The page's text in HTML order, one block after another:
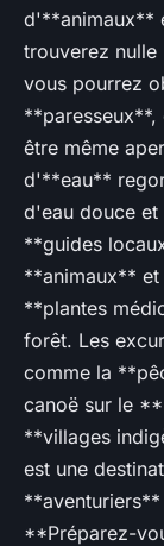
d'**animaux**
trouverez
vous pourrez
être même
d'**eau**
d'eau douce et
**guides
**animaux** et
**plantes
forêt. Les
comme la
canoë sur le
**villages
est une
**Préparez-